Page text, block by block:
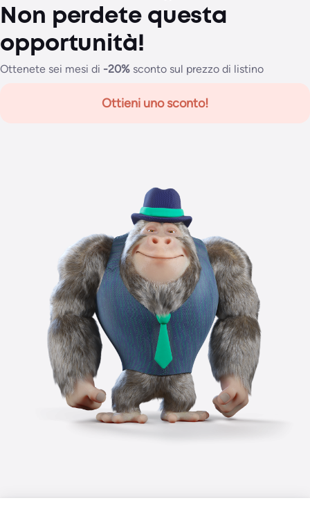
Non perdete questa
opportunità!
Ottenete sei mesi di -20% sconto sul prezzo di listino
Ottieni uno sconto!